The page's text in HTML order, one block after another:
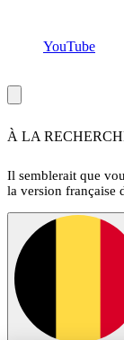
YouTube
À LA
Il semblerait que
la version française